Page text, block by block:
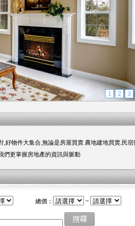
1 2 3
好物件大集合,無論是房屋買賣.農地建地買賣,民
們更掌握房地產的資訊與脈動
總價： ~